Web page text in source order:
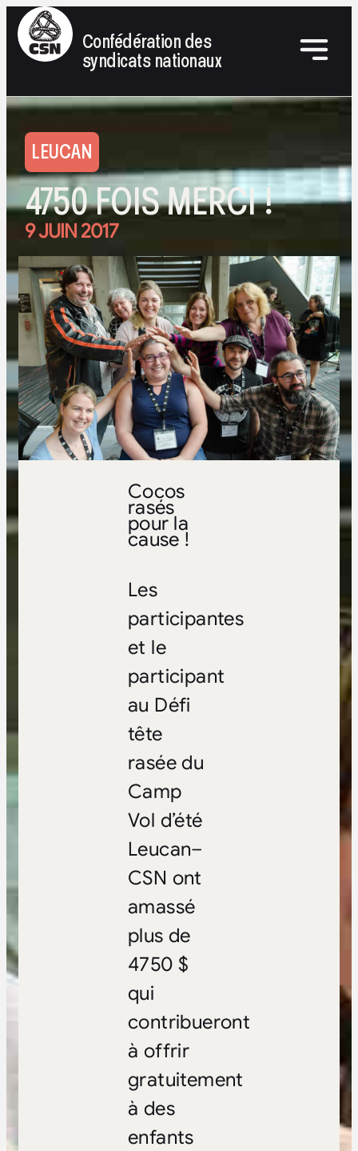
Confédération des
syndicats nationaux
LEUCAN
4750 FOIS MERCI !
9 JUIN 2017
Cocos
rasés
pour la
cause !
Les
participantes
et le
participant
au Défi
tête
rasée du
Camp
Vol d’été
Leucan–
CSN ont
amassé
plus de
4750 $
qui
contribueront
à offrir
gratuitement
à des
enfants